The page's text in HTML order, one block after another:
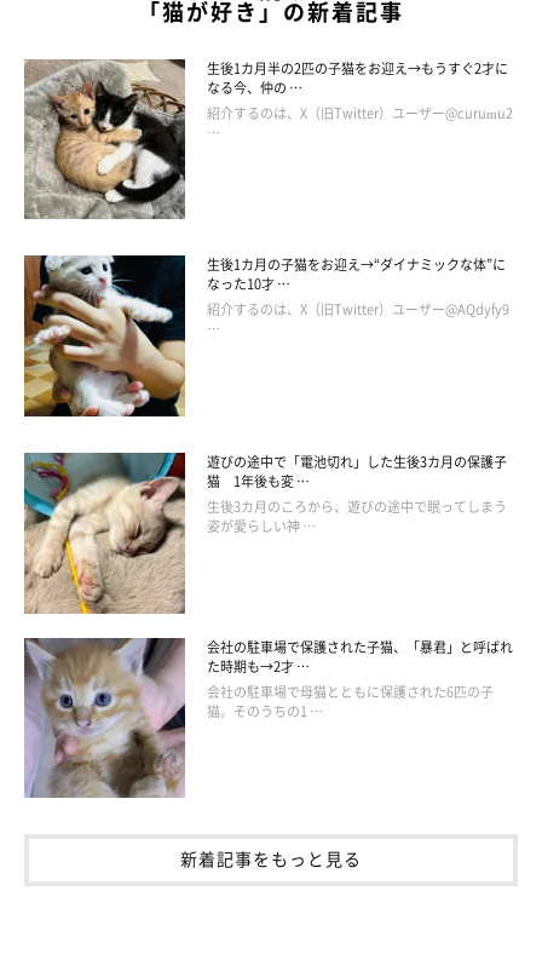
小さいコにはやさしいもー兄ちゃん
ねこのきもちweb
大人のオトコ同士はベタベタしません
Q
ちなみに、人に対してはどうでしょう？
A
一番クールに見えて…一番甘えん坊かも♪
うれしいと、頭をごっちんしてきたり、のどをゴロゴロ鳴らした
「猫が好き」の新着記事
生後1カ月半の2匹の子猫をお迎え→もうすぐ2才に
なる今、仲の …
紹介するのは、X（旧Twitter）ユーザー@curumu2
…
生後1カ月の子猫をお迎え→“ダイナミックな体”に
なった10才 …
紹介するのは、X（旧Twitter）ユーザー@AQdyfy9
…
遊びの途中で「電池切れ」した生後3カ月の保護子
猫 1年後も変 …
生後3カ月のころから、遊びの途中で眠ってしまう
姿が愛らしい神 …
会社の駐車場で保護された子猫、「暴君」と呼ばれ
た時期も→2才 …
会社の駐車場で母猫とともに保護された6匹の子
猫。そのうちの1 …
新着記事をもっと見る